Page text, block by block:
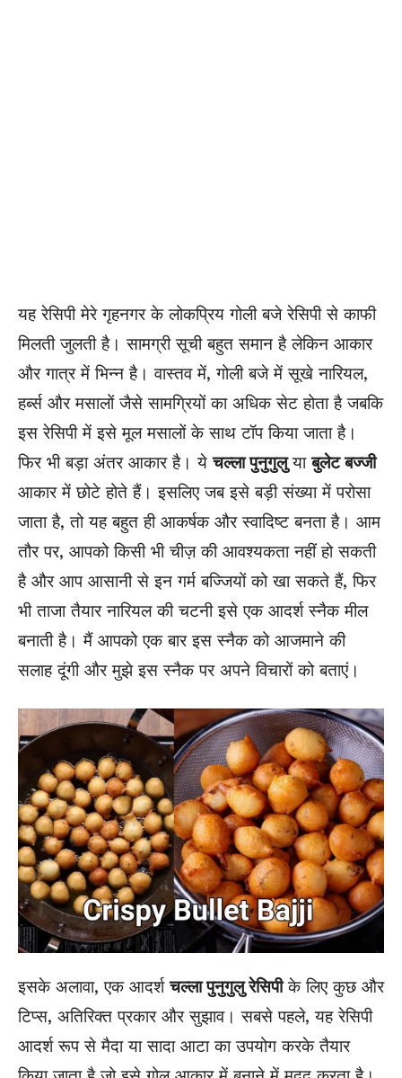
यह रेसिपी मेरे गृहनगर के लोकप्रिय गोली बजे रेसिपी से काफी
मिलती जुलती है। सामग्री सूची बहुत समान है लेकिन आकार
और गात्र में भिन्न है। वास्तव में, गोली बजे में सूखे नारियल,
हर्ब्स और मसालों जैसे सामग्रियों का अधिक सेट होता है जबकि
इस रेसिपी में इसे मूल मसालों के साथ टॉप किया जाता है।
फिर भी बड़ा अंतर आकार है। येचल्ला पुनुगुलुयाबुलेट बज्जी
आकार में छोटे होते हैं। इसलिए जब इसे बड़ी संख्या में परोसा
जाता है, तो यह बहुत ही आकर्षक और स्वादिष्ट बनता है। आम
तौर पर, आपको किसी भी चीज़ की आवश्यकता नहीं हो सकती
है और आप आसानी से इन गर्म बज्जियों को खा सकते हैं, फिर
भी ताजा तैयार नारियल की चटनी इसे एक आदर्श स्नैक मील
बनाती है। मैं आपको एक बार इस स्नैक को आजमाने की
सलाह दूंगी और मुझे इस स्नैक पर अपने विचारों को बताएं।
इसके अलावा, एक आदर्शचल्ला पुनुगुलु रेसिपीके लिए कुछ और
टिप्स, अतिरिक्त प्रकार और सुझाव। सबसे पहले, यह रेसिपी
आदर्श रूप से मैदा या सादा आटा का उपयोग करके तैयार